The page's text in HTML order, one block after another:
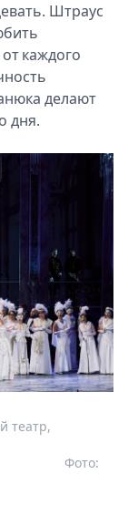
Штраус
каждого
делают
дня.
театр,
Фото: